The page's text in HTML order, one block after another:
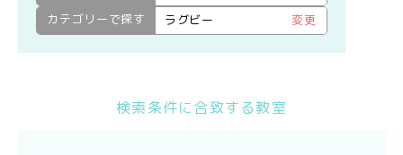
カテゴリーで探す
ラグビー 変更
検索条件に合致する教室